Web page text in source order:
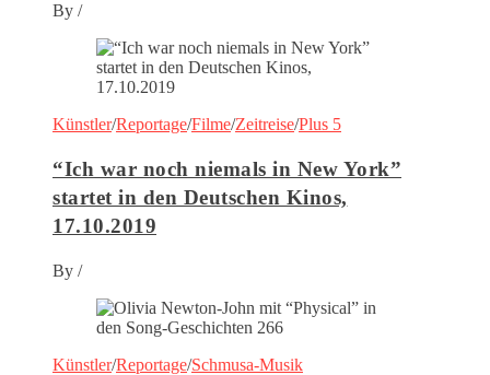
By /
Künstler/Reportage/Filme/Zeitreise/Plus 5
“Ich war noch niemals in New York”
startet in den Deutschen Kinos,
17.10.2019
By /
Künstler/Reportage/Schmusa-Musik